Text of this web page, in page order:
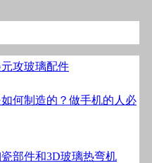
攻玻璃配件
何制造的？做手机的人必
部件和3D玻璃热弯机